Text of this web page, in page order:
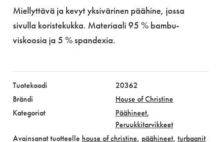
eri
värivaihtoehtoja
määrä
Miellyttävä ja kevyt yksivärinen päähine, jossa
sivulla koristekukka. Materiaali 95 % bambu-
viskoosia ja 5 % spandexia.
Tuotekoodi
20362
Brändi
House of Christine
Kategoriat
Päähineet,
Peruukkitarvikkeet
Avainsanat tuotteelle house of christine, päähineet, turbaanit